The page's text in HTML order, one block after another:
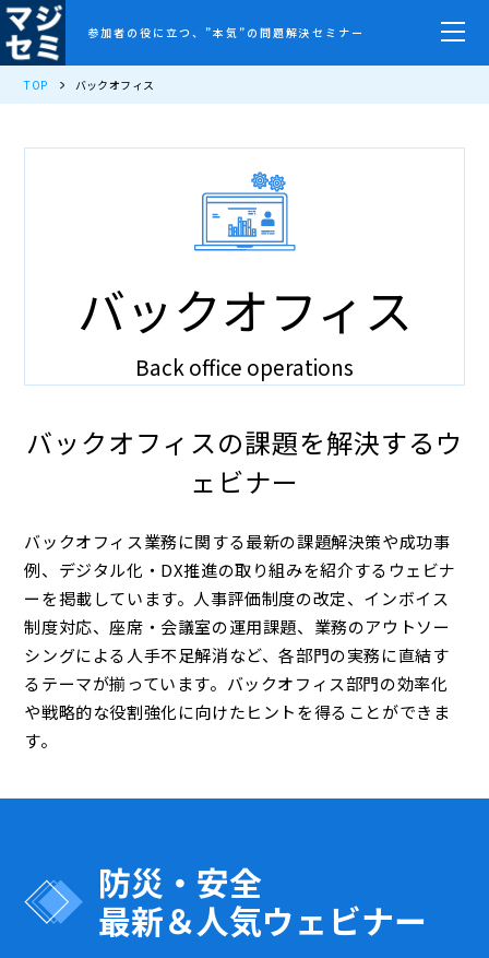
参加者の役に立つ、”本気”の問題解決セミナー
TOP バックオフィス
バックオフィス
Back office operations
バックオフィスの課題を解決するウ
ェビナー
バックオフィス業務に関する最新の課題解決策や成功事
例、デジタル化・DX推進の取り組みを紹介するウェビナ
ーを掲載しています。人事評価制度の改定、インボイス
制度対応、座席・会議室の運用課題、業務のアウトソー
シングによる人手不足解消など、各部門の実務に直結す
るテーマが揃っています。バックオフィス部門の効率化
や戦略的な役割強化に向けたヒントを得ることができま
す。
防災・安全
最新＆人気ウェビナー